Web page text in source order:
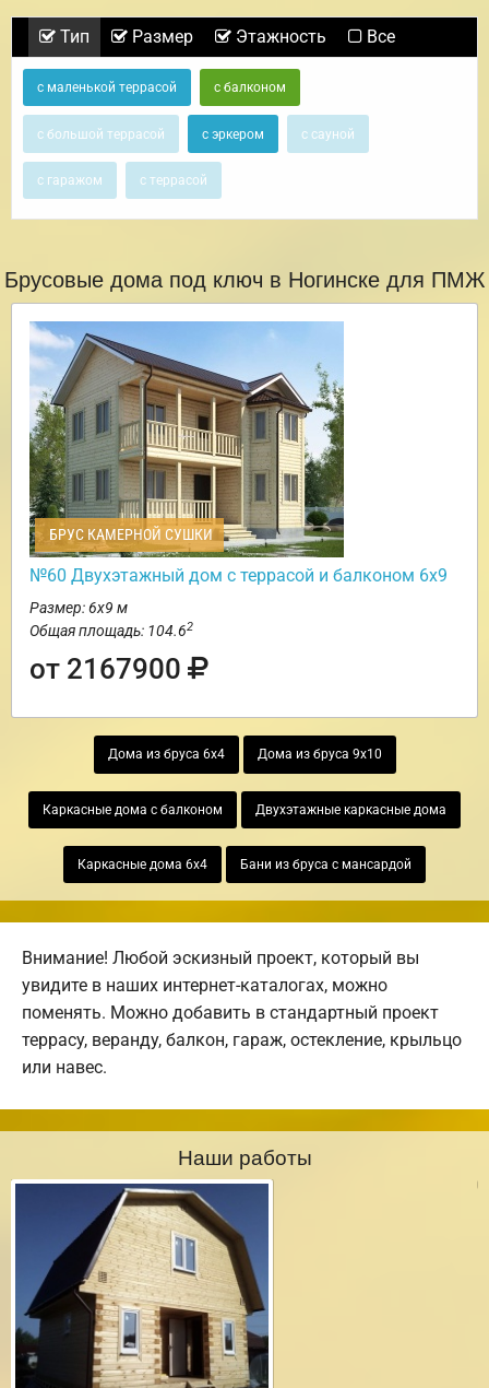
Тип Размер Этажность Все
с маленькой террасой с балконом
с большой террасой с эркером с сауной
с гаражом с террасой
Брусовые дома под ключ в Ногинске для ПМЖ
БРУС КАМЕРНОЙ СУШКИ
№60 Двухэтажный дом с террасой и балконом 6х9
Размер: 6х9 м
Общая площадь: 104.62
от 2167900
Дома из бруса 6х4 Дома из бруса 9х10
Каркасные дома с балконом Двухэтажные каркасные дома
Каркасные дома 6х4 Бани из бруса с мансардой
Внимание! Любой эскизный проект, который вы
увидите в наших интернет-каталогах, можно
поменять. Можно добавить в стандартный проект
террасу, веранду, балкон, гараж, остекление, крыльцо
или навес.
Наши работы